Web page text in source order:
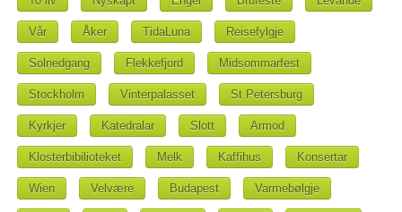
Vår Åker TidaLuna Reisefylgje
Solnedgang Flekkefjord Midsommarfest
Stockholm Vinterpalasset St Petersburg
Kyrkjer Katedralar Slott Armod
Klosterbibilioteket Melk Kaffihus Konsertar
Wien Velvære Budapest Varmebølgje